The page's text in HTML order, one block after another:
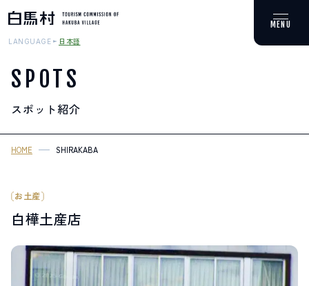
MOUNTAIN & TREKKING
登山・トレッキング
スキー場
HOT SPRING
温泉
LANGUAGE 日本語
SPOTS
スポット紹介
HOME SHIRAKABA
お土産
白樺土産店